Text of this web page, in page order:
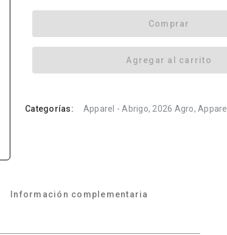
Comprar
Agregar al carrito
Categorías: Apparel - Abrigo, 2026 Agro, Apparel
Información complementaria